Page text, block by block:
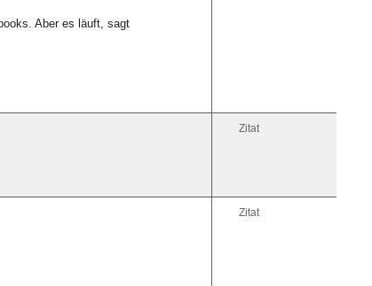
Aber es läuft, sagt
Zitat
Zitat